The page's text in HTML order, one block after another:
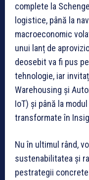
complete la
logistice, până la
macroeconomic
unui lanț de
deosebit va fi pus
tehnologie, iar
Warehousing și
IoT) și până la
transformate în
Nu în ultimul rând,
sustenabilitatea și
pestrategii